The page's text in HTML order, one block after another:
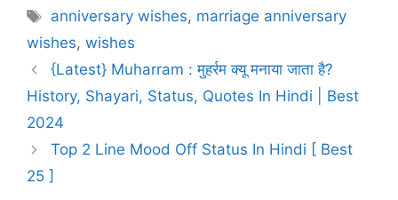
Tags
anniversary wishes, marriage anniversary
wishes, wishes
{Latest} Muharram : मुहर्रम क्यू मनाया जाता है?
History, Shayari, Status, Quotes In Hindi | Best
2024
Top 2 Line Mood Off Status In Hindi [ Best
25 ]